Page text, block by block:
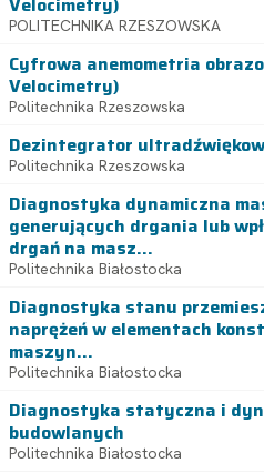
POLITECHNIKA RZESZOWSKA
Cyfrowa anemometria
Velocimetry)
Politechnika Rzeszowska
Dezintegrator
Politechnika Rzeszowska
Diagnostyka dynamiczna
generujących drgania lub
drgań na masz...
Politechnika Białostocka
Diagnostyka stanu
naprężeń w elementach
maszyn...
Politechnika Białostocka
Diagnostyka statyczna i
budowlanych
Politechnika Białostocka